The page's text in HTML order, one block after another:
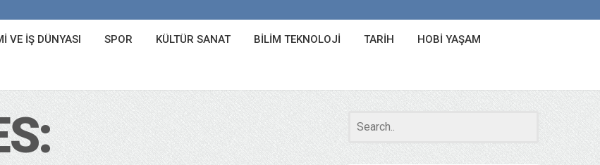
VE İŞ DÜNYASI SPOR KÜLTÜR SANAT BILIM TEKNOLOJI TARIH HOBI YAŞAM